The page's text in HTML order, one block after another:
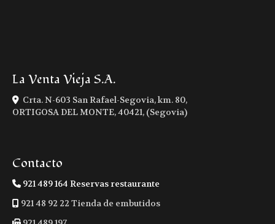
La Venta Vieja S.A.
Crta. N-603 San Rafael-Segovia, km. 80,
ORTIGOSA DEL MONTE,40421, (Segovia)
Contacto
921 489 164 Reservas restaurante
921 48 92 22 Tienda de embutidos